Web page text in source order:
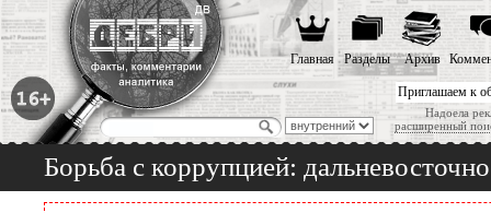
Приглашаем к
Надоела
расширенный
Главная Разделы Архив
Борьба с коррупцией: